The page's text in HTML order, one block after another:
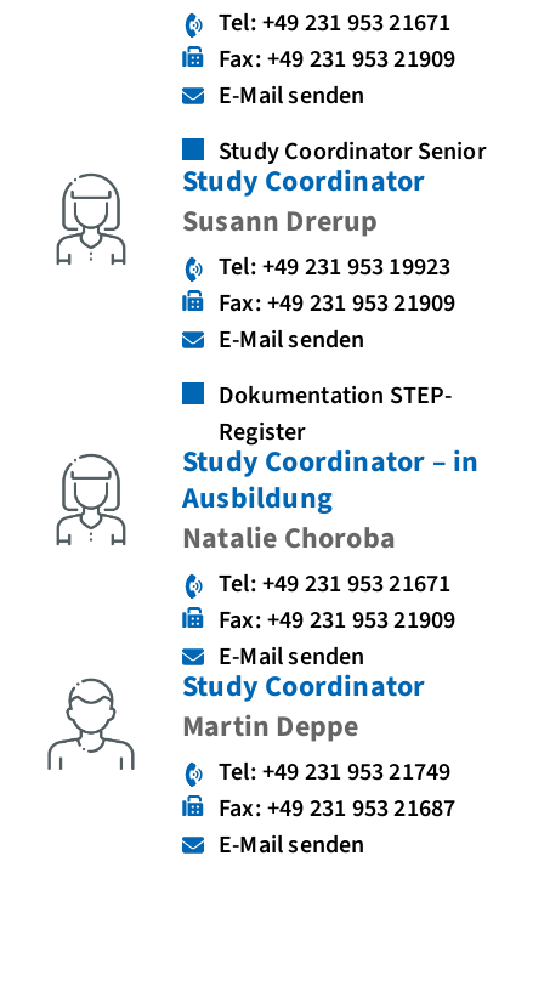
Tel: +49 231 953 21671
Fax: +49 231 953 21909
E-Mail senden
Study Coordinator Senior
Study Coordinator
Susann Drerup
Tel: +49 231 953 19923
Fax: +49 231 953 21909
E-Mail senden
Dokumentation STEP-
Register
Study Coordinator – in
Ausbildung
Natalie Choroba
Tel: +49 231 953 21671
Fax: +49 231 953 21909
E-Mail senden
Study Coordinator
Martin Deppe
Tel: +49 231 953 21749
Fax: +49 231 953 21687
E-Mail senden